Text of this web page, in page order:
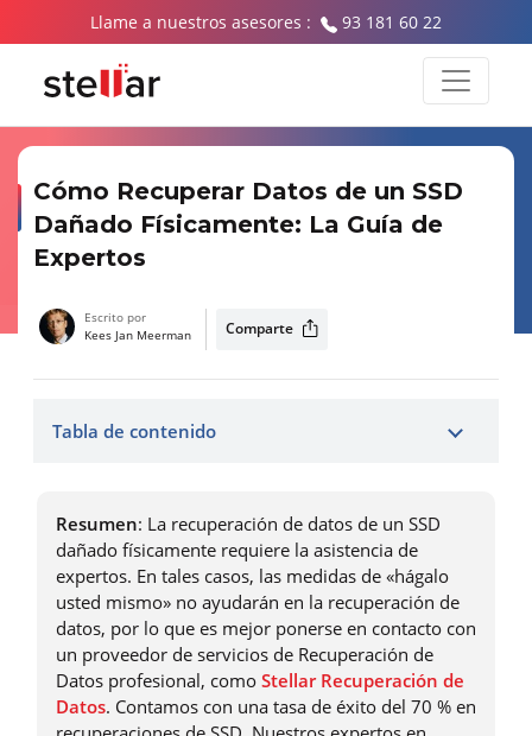
Llame a nuestros asesores : 93 181 60 22
Cómo Recuperar Datos de un SSD
Dañado Físicamente: La Guía de
Expertos
Escrito por
Kees Jan Meerman
Comparte
Tabla de contenido
Resumen: La recuperación de datos de un SSD
dañado físicamente requiere la asistencia de
expertos. En tales casos, las medidas de «hágalo
usted mismo» no ayudarán en la recuperación de
datos, por lo que es mejor ponerse en contacto con
un proveedor de servicios de Recuperación de
Datos profesional, como Stellar Recuperación de
Datos. Contamos con una tasa de éxito del 70 % en